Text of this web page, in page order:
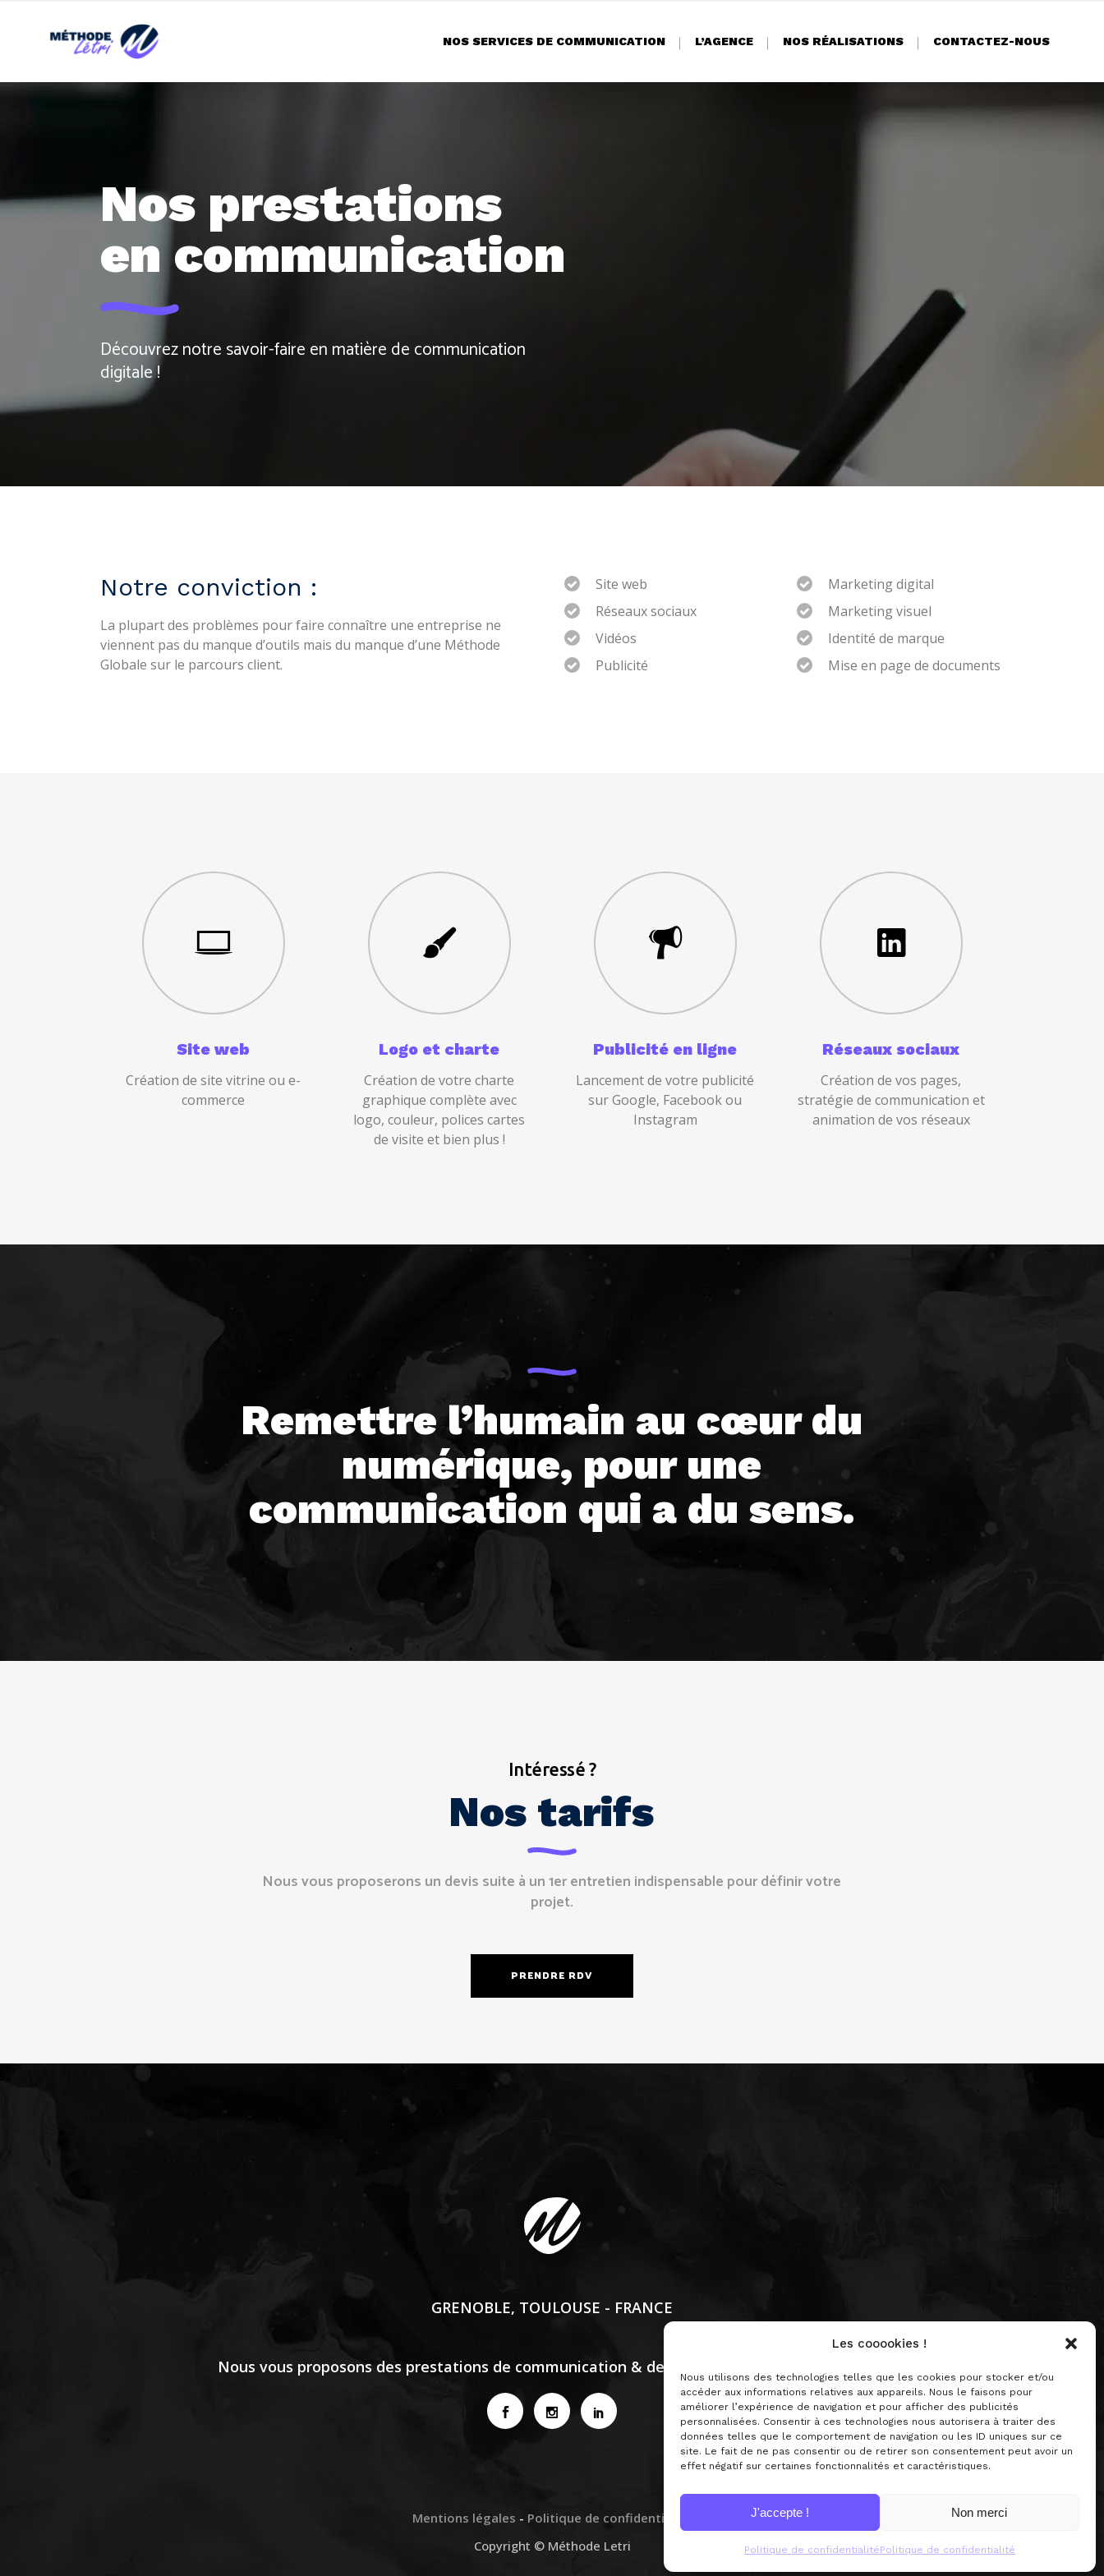
Les cooookies !
Nous utilisons des technologies telles que les cookies pour stocker et/ou
accéder aux informations relatives aux appareils. Nous le faisons pour
améliorer l’expérience de navigation et pour afficher des publicités
personnalisées. Consentir à ces technologies nous autorisera à traiter des
données telles que le comportement de navigation ou les ID uniques sur ce
site. Le fait de ne pas consentir ou de retirer son consentement peut avoir un
effet négatif sur certaines fonctionnalités et caractéristiques.
J'accepte ! Non merci
Politique de confidentialitéPolitique de confidentialité
NOS SERVICES DE COMMUNICATION L’AGENCE NOS RÉALISATIONS CONTACTEZ-NOUS
Nos prestations
en communication
Découvrez notre savoir-faire en matière de communication
digitale !
Notre conviction :
La plupart des problèmes pour faire connaître une entreprise ne
viennent pas du manque d’outils mais du manque d’une Méthode
Globale sur le parcours client.
Site web
Réseaux sociaux
Vidéos
Publicité
Marketing digital
Marketing visuel
Identité de marque
Mise en page de documents
Site web
Création de site vitrine ou e-
commerce
Logo et charte
Création de votre charte
graphique complète avec
logo, couleur, polices cartes
de visite et bien plus !
Publicité en ligne
Lancement de votre publicité
sur Google, Facebook ou
Instagram
Réseaux sociaux
Création de vos pages,
stratégie de communication et
animation de vos réseaux
Remettre l’humain au cœur du
numérique, pour une
communication qui a du sens.
Intéressé ?
Nos tarifs
Nous vous proposerons un devis suite à un 1er entretien indispensable pour définir votre
projet.
PRENDRE RDV
GRENOBLE, TOULOUSE - FRANCE
Nous vous proposons des prestations de communication & des formations professionnelles !
Mentions légales - Politique de confidentialité
Copyright © Méthode Letri